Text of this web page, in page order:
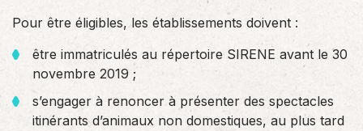
Pour être éligibles, les établissements doivent :
être immatriculés au répertoire SIRENE avant le 30
novembre 2019 ;
s’engager à renoncer à présenter des spectacles
itinérants d’animaux non domestiques, au plus tard